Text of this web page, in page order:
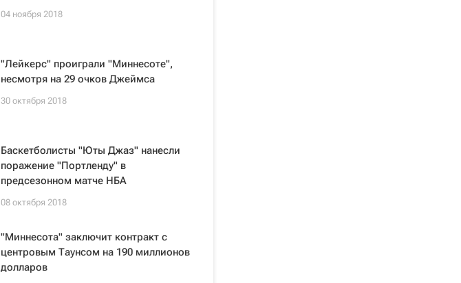
04 ноября 2018
"Лейкерс" проиграли "Миннесоте",
несмотря на 29 очков Джеймса
30 октября 2018
Баскетболисты "Юты Джаз" нанесли
поражение "Портленду" в
предсезонном матче НБА
08 октября 2018
"Миннесота" заключит контракт с
центровым Таунсом на 190 миллионов
долларов